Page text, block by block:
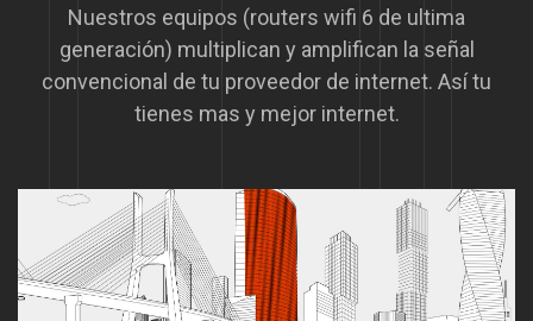
Nuestros equipos (routers wifi 6 de ultima
generación) multiplican y amplifican la señal
convencional de tu proveedor de internet. Así tu
tienes mas y mejor internet.